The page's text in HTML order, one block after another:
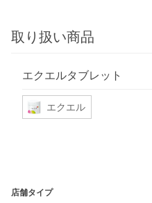
取り扱い商品
エクエルタブレット
エクエル
店舗タイプ